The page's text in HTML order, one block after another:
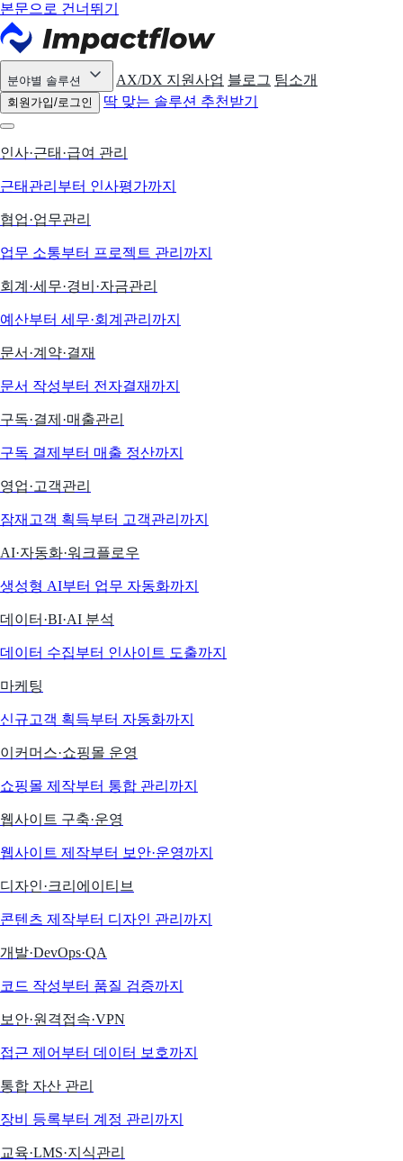
본문으로 건너뛰기
분야별 솔루션 AX/DX 지원사업 블로그 팀소개
회원가입/로그인 딱 맞는 솔루션 추천받기
인사·근태·급여 관리
근태관리부터 인사평가까지
협업·업무관리
업무 소통부터 프로젝트 관리까지
회계·세무·경비·자금관리
예산부터 세무·회계관리까지
문서·계약·결재
문서 작성부터 전자결재까지
구독·결제·매출관리
구독 결제부터 매출 정산까지
영업·고객관리
잠재고객 획득부터 고객관리까지
AI·자동화·워크플로우
생성형 AI부터 업무 자동화까지
데이터·BI·AI 분석
데이터 수집부터 인사이트 도출까지
마케팅
신규고객 획득부터 자동화까지
이커머스·쇼핑몰 운영
쇼핑몰 제작부터 통합 관리까지
웹사이트 구축·운영
웹사이트 제작부터 보안·운영까지
디자인·크리에이티브
콘텐츠 제작부터 디자인 관리까지
개발·DevOps·QA
코드 작성부터 품질 검증까지
보안·원격접속·VPN
접근 제어부터 데이터 보호까지
통합 자산 관리
장비 등록부터 계정 관리까지
교육·LMS·지식관리